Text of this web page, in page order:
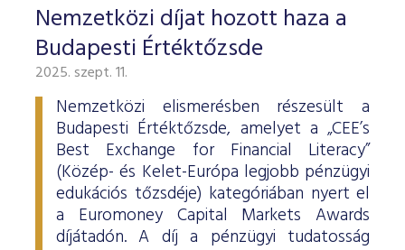
Nemzetközi díjat hozott haza a
Budapesti Értéktőzsde
2025. szept. 11.
Nemzetközi elismerésben részesült a
Budapesti Értéktőzsde, amelyet a „CEE’s
Best Exchange for Financial Literacy”
(Közép- és Kelet-Európa legjobb pénzügyi
edukációs tőzsdéje) kategóriában nyert el
a Euromoney Capital Markets Awards
díjátadón. A díj a pénzügyi tudatosság